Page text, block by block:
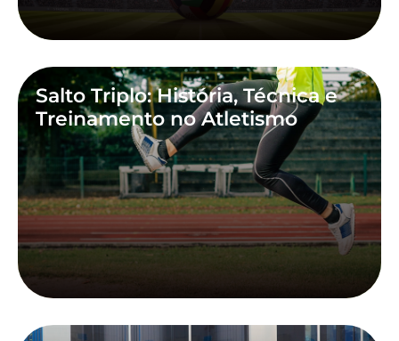
Salto Triplo: História, Técnica e
Treinamento no Atletismo